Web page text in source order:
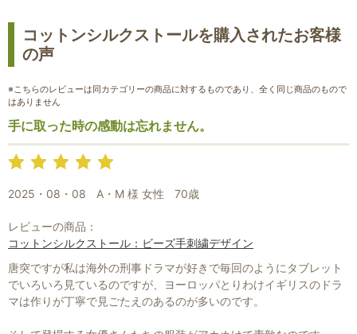
お買い物を続ける
コットンシルクストールを購入されたお客様
の声
※こちらのレビューは同カテゴリーの商品に対するものであり、全く同じ商品のもので
はありません
手に取った時の感動は忘れません。
2025・08・08 A・M 様 女性 70歳
レビューの商品：
コットンシルクストール：ビーズ手刺繍デザイン
唐突ですが私は海外の刑事ドラマが好きで毎回のようにタブレット
でいろいろ見ているのですが、ヨーロッパとりわけイギリスのドラ
マは作りが丁寧で見ごたえのあるのが多いのです。